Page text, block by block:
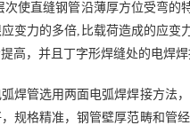
次使直缝钢管沿薄厚方位受弯的
变力的多倍,比载荷造成的应变
高，并且丁字形焊缝处的电焊
焊管选用两面电弧焊焊接方法
规格精准，钢管壁厚范畴和管